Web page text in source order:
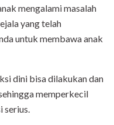
mengalami masalah
yang telah
untuk membawa anak
dini bisa dilakukan dan
memperkecil